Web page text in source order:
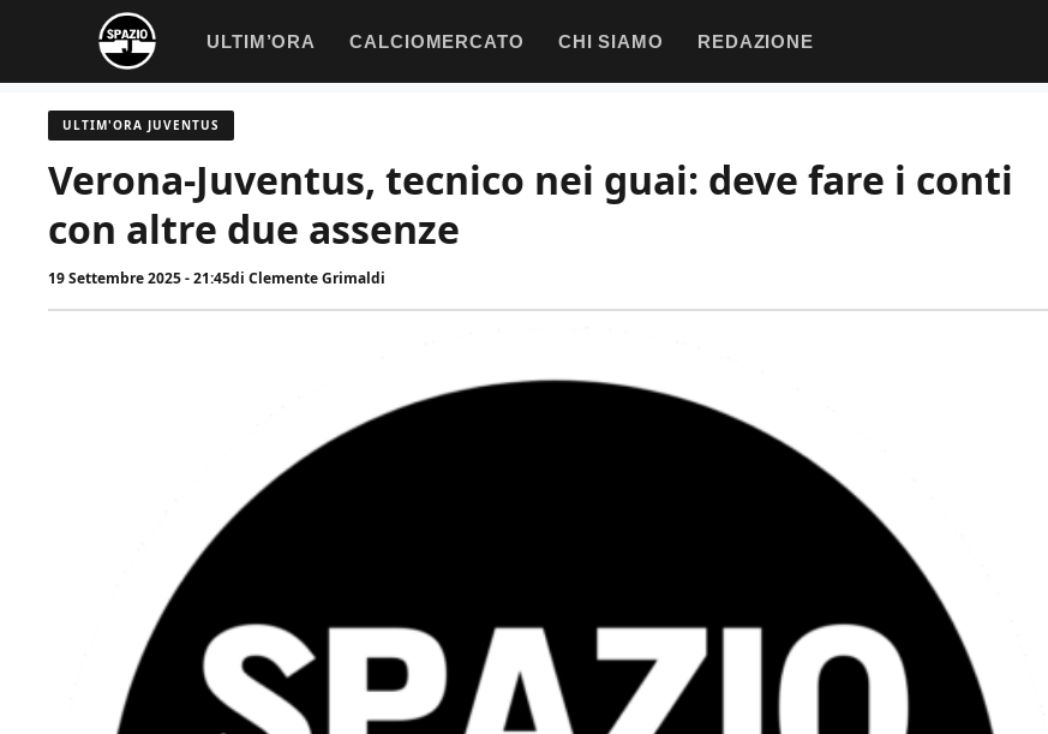
contenuto
ULTIM’ORA CALCIOMERCATO CHI SIAMO REDAZIONE
ULTIM'ORA JUVENTUS
Verona-Juventus, tecnico nei guai: deve fare i conti
con altre due assenze
19 Settembre 2025 - 21:45di Clemente Grimaldi